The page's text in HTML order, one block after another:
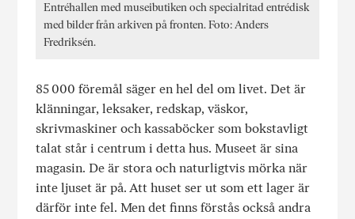
Entréhallen med museibutiken och specialritad entrédisk
med bilder från arkiven på fronten. Foto: Anders
Fredriksén.
85 000 föremål säger en hel del om livet. Det är
klänningar, leksaker, redskap, väskor,
skrivmaskiner och kassaböcker som bokstavligt
talat står i centrum i detta hus. Museet är sina
magasin. De är stora och naturligtvis mörka när
inte ljuset är på. Att huset ser ut som ett lager är
därför inte fel. Men det finns förstås också andra